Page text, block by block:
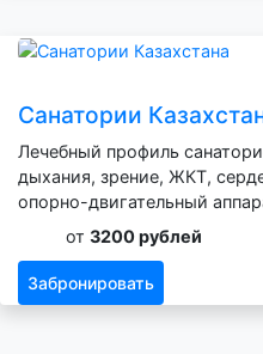
Санатории
Лечебный профиль
дыхания, зрение, ЖКТ,
опорно-двигательный
от 3200 рублей
Забронировать